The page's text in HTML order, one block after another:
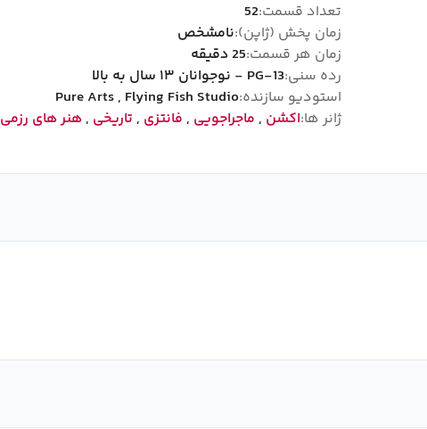
تعداد قسمت:52
زمان پخش (ژاپن):نامشخص
زمان هر قسمت:25 دقیقه
رده سنی:PG-13 - نوجوانان ۱۳ سال به بالا
استودیو سازنده:
Pure Arts, Flying Fish Studio
ژانر ها:اکشن , ماجراجویی , فانتزی , تاریخی ,هنر های رزمی